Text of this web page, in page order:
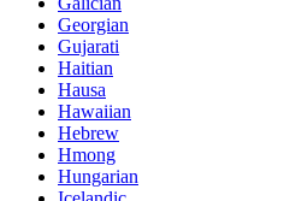
Georgian
Gujarati
Haitian
Hausa
Hawaiian
Hebrew
Hmong
Hungarian